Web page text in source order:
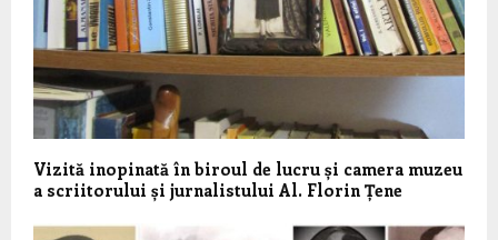
Vizită inopinată în biroul de lucru și camera muzeu
a scriitorului și jurnalistului Al. Florin Țene